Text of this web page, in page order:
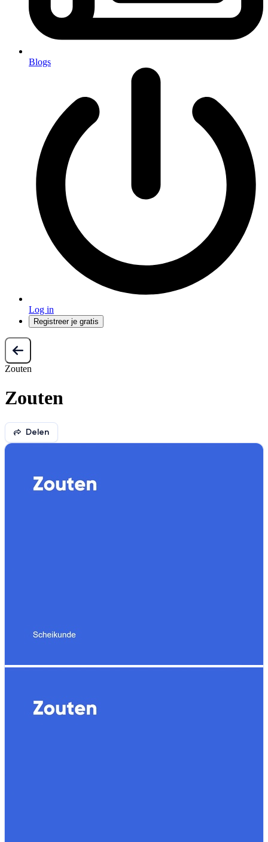
Blogs
Log in
Registreer je gratis
Zouten
Zouten
Delen